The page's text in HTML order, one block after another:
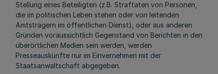
Stellung eines Beteiligten (z.B. Straftaten von Personen,
die im politischen Leben stehen oder von leitenden
Amtsträgern im öffentlichen Dienst), oder aus anderen
Gründen voraussichtlich Gegenstand von Berichten in den
überörtlichen Medien sein werden, werden
Presseauskünfte nur im Einvernehmen mit der
Staatsanwaltschaft abgegeben.